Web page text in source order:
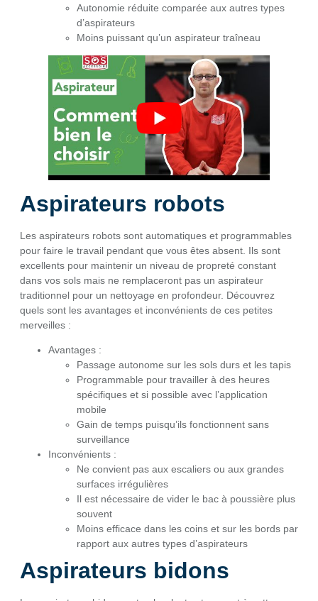
Autonomie réduite comparée aux autres types
d’aspirateurs
Moins puissant qu’un aspirateur traîneau
Aspirateurs robots
Les aspirateurs robots sont automatiques et programmables
pour faire le travail pendant que vous êtes absent. Ils sont
excellents pour maintenir un niveau de propreté constant
dans vos sols mais ne remplaceront pas un aspirateur
traditionnel pour un nettoyage en profondeur. Découvrez
quels sont les avantages et inconvénients de ces petites
merveilles :
Avantages :
Passage autonome sur les sols durs et les tapis
Programmable pour travailler à des heures
spécifiques et si possible avec l’application
mobile
Gain de temps puisqu’ils fonctionnent sans
surveillance
Inconvénients :
Ne convient pas aux escaliers ou aux grandes
surfaces irrégulières
Il est nécessaire de vider le bac à poussière plus
souvent
Moins efficace dans les coins et sur les bords par
rapport aux autres types d’aspirateurs
Aspirateurs bidons